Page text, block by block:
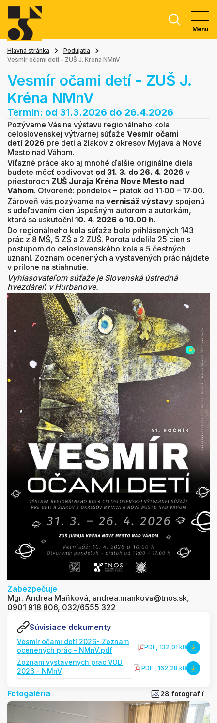
Menu
Hlavná stránka
Podujatia
Vesmír očami detí - ZUŠ J. Kréna NMnV
Vesmír očami detí - ZUŠ J.
Kréna NMnV
Termín: od 31.3.2026 do 26.4.2026
Pozývame Vás na výstavu regionálneho kola
celoslovenskej výtvarnej súťaže Vesmír očami
detí 2026 pre deti a žiakov z okresov Myjava a Nové
Mesto nad Váhom.
Víťazné práce ako aj mnohé ďalšie originálne diela
budete môcť obdivovať od 31. 3. do 26. 4. 2026 v
priestoroch ZUŠ Juraja Kréna Nové Mesto nad
Váhom. Otvorené: pondelok – piatok od 11:00 – 17:00.
Zároveň vás pozývame na vernisáž výstavy spojenú
s udeľovaním cien úspešným autorom a autorkám,
ktorá sa uskutoční 10. 4. 2026 o 10.00 h.
Do regionálneho kola súťaže bolo prihlásených 143
prác z 8 MŠ, 5 ZŠ a 2 ZUŠ. Porota udelila 25 cien s
postupom do celoslovenského kola a 5 čestných
uznaní. Zoznam ocenených a vystavených prác nájdete
v prílohe na stiahnutie.
Vyhlasovateľom súťaže je Slovenská ústredná
hvezdáreň v Hurbanove.
Zabezpečuje
Mgr. Andrea Maňková, andrea.mankova@tnos.sk,
0901 918 806, 032/6555 322
Súvisiace dokumenty
Vesmír očami detí 2026- Zoznam
ocenených prác - NMnV.pdf
PDF, 132,01 kB
Zoznam vystavených prác VOD
2026 - NMnV
PDF , 162,28 kB
Fotogaléria 28 fotografií